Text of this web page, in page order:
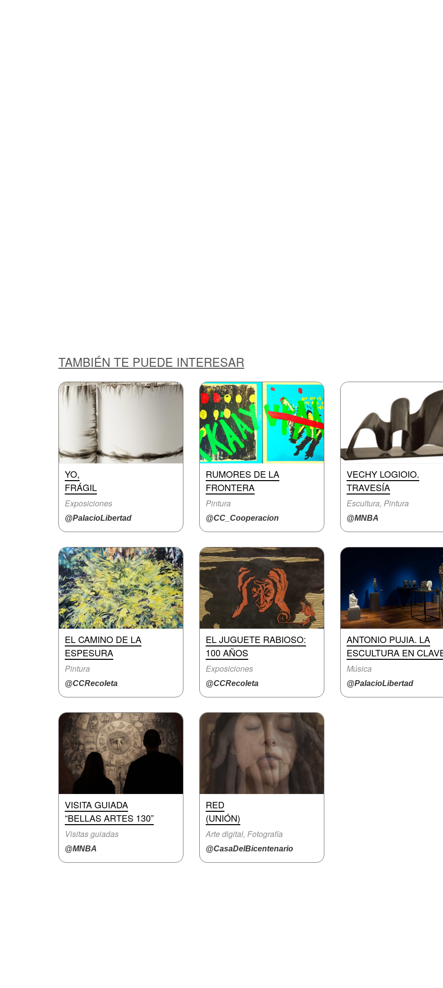
TAMBIÉN TE PUEDE INTERESAR
YO,
FRÁGIL
Exposiciones
@PalacioLibertad
RUMORES DE LA
FRONTERA
Pintura
@CC_Cooperacion
VECHY LOGIOIO.
TRAVESÍA
Escultura, Pintura
@MNBA
EL CAMINO DE LA
ESPESURA
Pintura
@CCRecoleta
EL JUGUETE RABIOSO:
100 AÑOS
Exposiciones
@CCRecoleta
ANTONIO PUJIA. LA
ESCULTURA EN
Música
@PalacioLibertad
VISITA GUIADA
“BELLAS ARTES 130”
Visitas guiadas
@MNBA
RED
(UNIÓN)
Arte digital, Fotografía
@CasaDelBicentenario